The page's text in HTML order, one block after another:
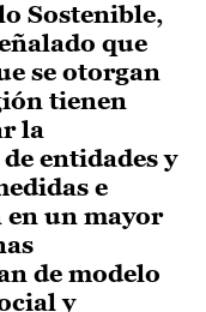
Sostenible,
que
se otorgan
tienen
la
entidades y
e
un mayor
de modelo
y